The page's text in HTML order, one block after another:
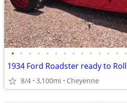
• • • • • • • • • • • • • •
1934 Ford Roadster ready to Roll
8/4 3,100mi Cheyenne